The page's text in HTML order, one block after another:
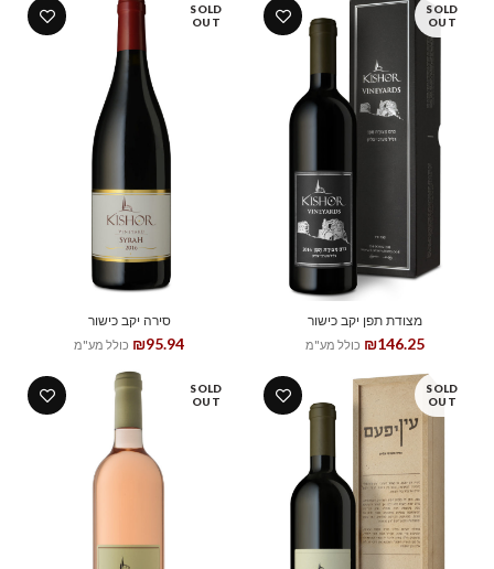
SOLD
OUT
מצודת תפן יקב כישור
₪146.25 כולל מע"מ
SOLD
OUT
סירה יקב כישור
₪95.94 כולל מע"מ
SOLD
OUT
SOLD
OUT